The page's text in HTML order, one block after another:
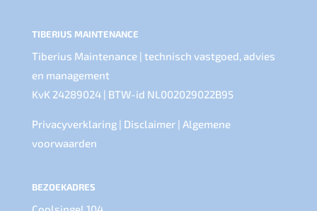
TIBERIUS MAINTENANCE
Tiberius Maintenance | technisch vastgoed, advies
en management
KvK 24289024 | BTW-id NL002029022B95
Privacyverklaring| Disclaimer| Algemene
voorwaarden
BEZOEKADRES